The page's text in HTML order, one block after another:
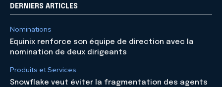
DERNIERS ARTICLES
Nominations
Equinix renforce son équipe de direction avec la
nomination de deux dirigeants
Produits et Services
Snowflake veut éviter la fragmentation des agents